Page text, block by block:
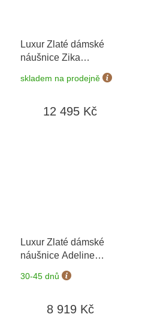
Luxur Zlaté dámské
náušnice Zika
výměny do 90 dní
skladem na prodejně
12 495 Kč
Luxur Zlaté dámské
náušnice Adeline
6630378-0-0-1
možnost výměny do 90
30-45 dnů
8 919 Kč